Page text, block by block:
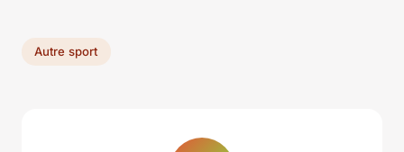
Autre sport